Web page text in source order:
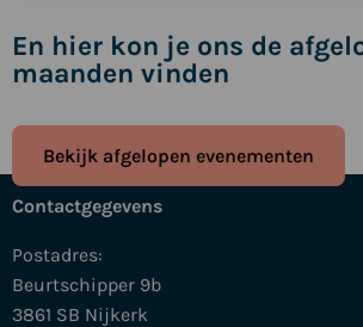
En hier kon je ons de
maanden vinden
Bekijk afgelopen evenementen
Contactgegevens
Postadres:
Beurtschipper 9b
3861 SB Nijkerk